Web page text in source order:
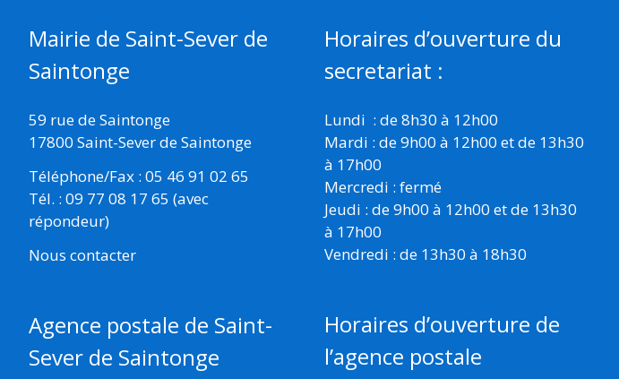
Mairie de Saint-Sever de
Saintonge
59 rue de Saintonge
17800 Saint-Sever de Saintonge
Téléphone/Fax : 05 46 91 02 65
Tél. : 09 77 08 17 65 (avec
répondeur)
Nous contacter
Agence postale de Saint-
Sever de Saintonge
Horaires d’ouverture du
secretariat :
Lundi : de 8h30 à 12h00
Mardi : de 9h00 à 12h00 et de 13h30
à 17h00
Mercredi : fermé
Jeudi : de 9h00 à 12h00 et de 13h30
à 17h00
Vendredi : de 13h30 à 18h30
Horaires d’ouverture de
l’agence postale